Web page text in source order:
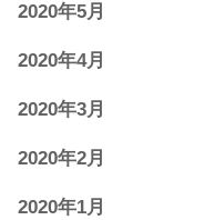
2020年5月
2020年4月
2020年3月
2020年2月
2020年1月